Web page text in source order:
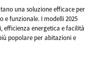
una soluzione efficace per
e funzionale. I modelli 2025
efficienza energetica e facilità
popolare per abitazioni e